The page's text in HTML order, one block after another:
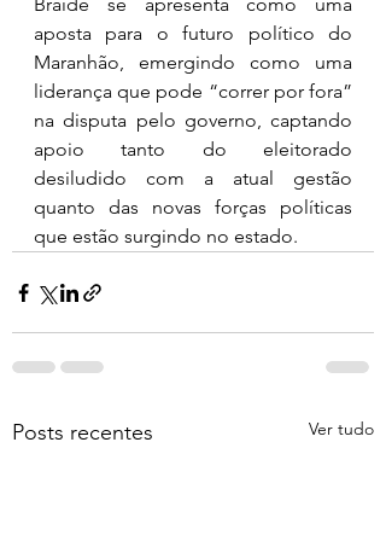
Braide se apresenta como uma
aposta para o futuro político do
Maranhão, emergindo como uma
liderança que pode “correr por fora”
na disputa pelo governo, captando
apoio tanto do eleitorado
desiludido com a atual gestão
quanto das novas forças políticas
que estão surgindo no estado.
Posts recentes Ver tudo